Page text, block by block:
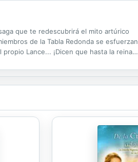
que te redescubrirá el mito artúrico
de la Tabla Redonda se esfuerzan
Lance... ¡Dicen que hasta la reina